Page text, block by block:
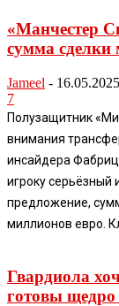
«Манчестер
сумма сделки
Jameel - 16.05.2025
7
Полузащитник
внимания
инсайдера
игроку серьёзный
предложение,
миллионов евро.
Гвардиола
готовы щедро